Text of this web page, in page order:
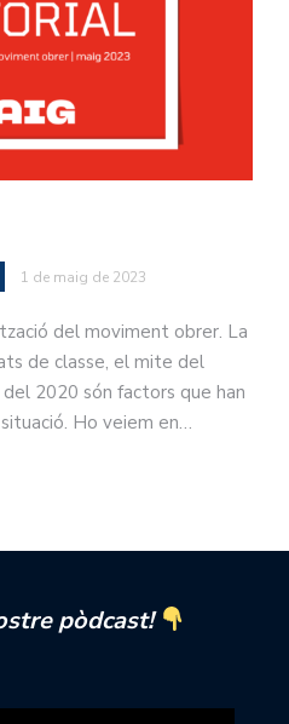
1 de maig de 2023
del moviment obrer. La
de classe, el mite del
2020 són factors que han
Ho veiem en…
pòdcast!